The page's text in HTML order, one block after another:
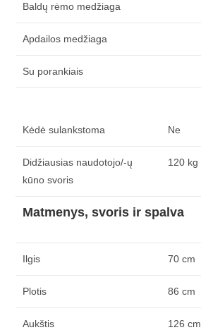
Baldų rėmo medžiaga
Apdailos medžiaga
Su porankiais
Kėdė sulankstoma Ne
Didžiausias naudotojo/-ų
kūno svoris
120 kg
Matmenys, svoris ir spalva
Ilgis 70 cm
Plotis 86 cm
Aukštis 126 cm